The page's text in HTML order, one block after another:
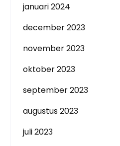
januari 2024
december 2023
november 2023
oktober 2023
september 2023
augustus 2023
juli 2023